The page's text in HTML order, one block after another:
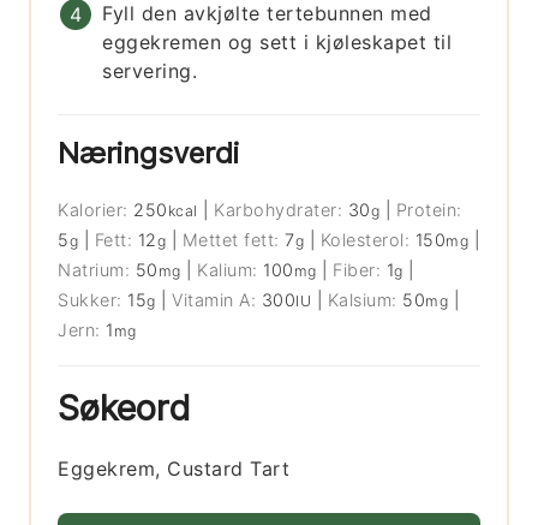
Fyll den avkjølte tertebunnen med
eggekremen og sett i kjøleskapet til
servering.
Næringsverdi
Kalorier: 250 kcal Karbohydrater: 30g
Protein:
5g Fett: 12g Mettet fett:7g Kolesterol: 150mg
Natrium: 50 mg Kalium: 100 mg Fiber: 1g
Sukker: 15g |Vitamin A: 300IU Kalsium: 50mg
Jern: 1 mg
Søkeord
Eggekrem, Custard Tart